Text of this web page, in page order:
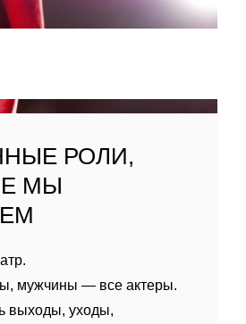
РОЛИ,
МЫ
мужчины — все актеры.
выходы, уходы,